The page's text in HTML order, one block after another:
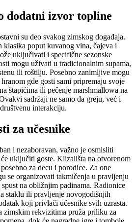
dodatni izvor topline
su deo svakog zimskog događaja.
klasika poput kuvanog vina, čajeva i
uključivati i specifične sezonske
mogu uživati u tradicionalnim supama,
ili roštilju. Posebno zanimljive mogu
gde gosti sami pripremaju svoje
štapićima ili pečenje marshmallowa na
sadržaji ne samo da greju, već i
interakciju.
za učesnike
i nezaboravan, važno je osmisliti
uključiti goste. Klizališta na otvorenom
za decu i porodice. Za one
se organizovati takmičenja u pravljenju
na obližnjim padinama. Radionice
staklu ili pravljenje novogodišnjih
koji privlači učesnike svih uzrasta.
zimskim rekvizitima pruža priliku za